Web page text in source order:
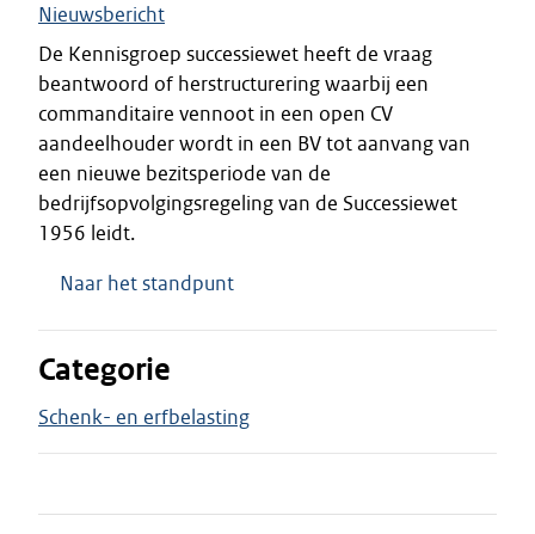
Nieuwsbericht
De Kennisgroep successiewet heeft de vraag
beantwoord of herstructurering waarbij een
commanditaire vennoot in een open CV
aandeelhouder wordt in een BV tot aanvang van
een nieuwe bezitsperiode van de
bedrijfsopvolgingsregeling van de Successiewet
1956 leidt.
Naar het standpunt
Categorie
Schenk- en erfbelasting